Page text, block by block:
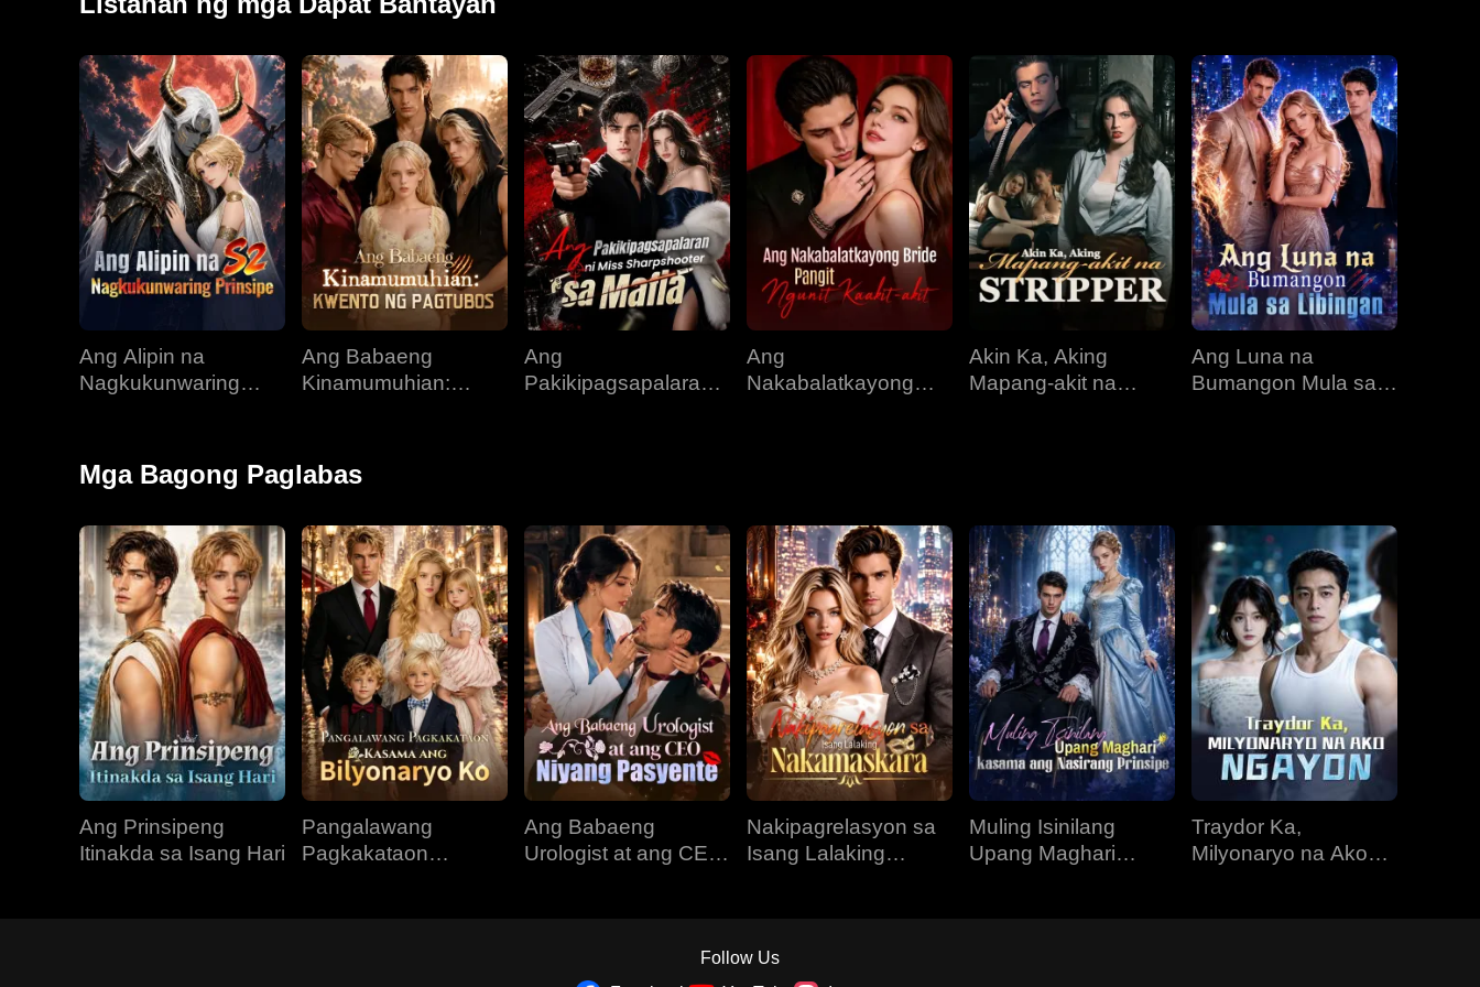
EP 34 EP 35
Ang Alipin na
Nagkukunwaring
Ang Babaeng
Kinamumuhian:
Ang
Pakikipagsapalaran
Ang
Nakabalatkayong
Akin Ka, Aking
Mapang-akit na
Ang Luna na
Bumangon Mula sa
Mga Bagong Paglabas
Ang Prinsipeng
Itinakda sa Isang Hari
Pangalawang
Pagkakataon
Ang Babaeng
Urologist at ang CEO
Nakipagrelasyon sa
Isang Lalaking
Muling Isinilang
Upang Maghari
Traydor Ka,
Milyonaryo na Ako
Follow Us